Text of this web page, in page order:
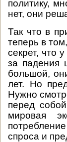
политику,
нет, они
Так что в
теперь в
секрет, что
за падения
большой,
лет. Но
Нужно
перед
мировая
спроса и